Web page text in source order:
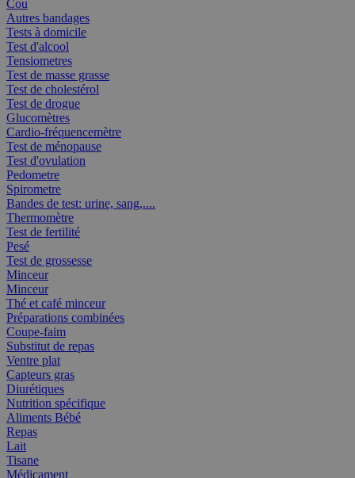
Cou
Autres bandages
Tests à domicile
Test d'alcool
Tensiometres
Test de masse grasse
Test de cholestérol
Test de drogue
Glucomètres
Cardio-fréquencemètre
Test de ménopause
Test d'ovulation
Pedometre
Spirometre
Bandes de test: urine, sang,....
Thermomètre
Test de fertilité
Pesé
Test de grossesse
Minceur
Minceur
Thé et café minceur
Préparations combinées
Coupe-faim
Substitut de repas
Ventre plat
Capteurs gras
Diurétiques
Nutrition spécifique
Aliments Bébé
Repas
Lait
Tisane
Médicament